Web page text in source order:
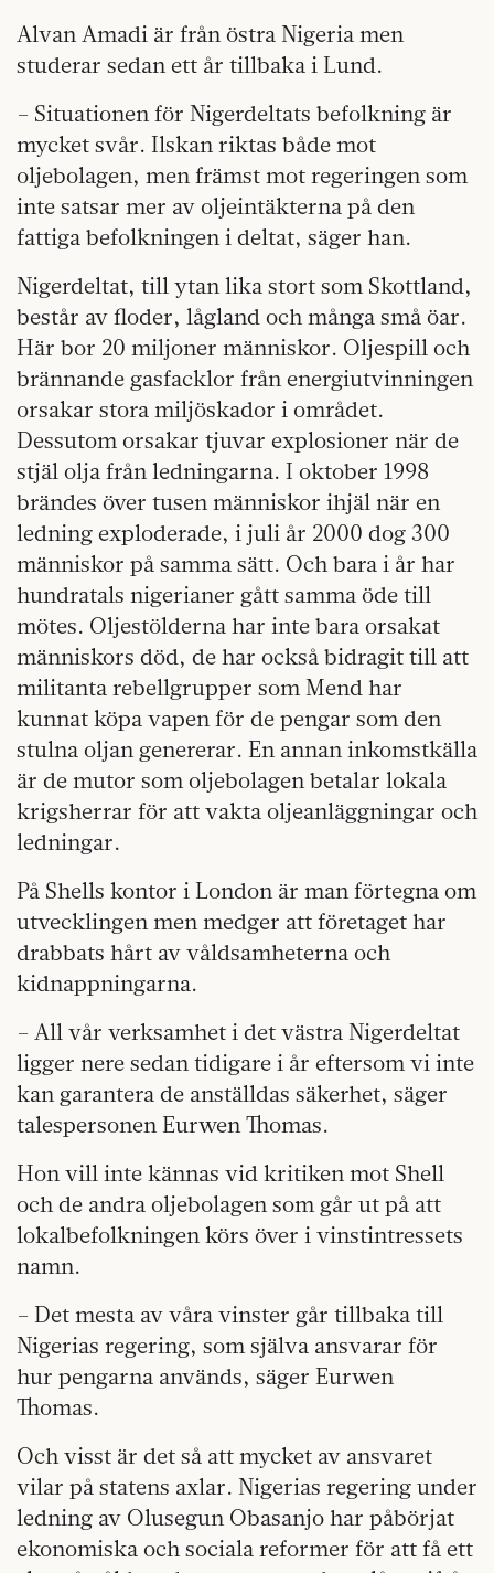
Alvan Amadi är från östra Nigeria men
studerar sedan ett år tillbaka i Lund.
– Situationen för Nigerdeltats befolkning är
mycket svår. Ilskan riktas både mot
oljebolagen, men främst mot regeringen som
inte satsar mer av oljeintäkterna på den
fattiga befolkningen i deltat, säger han.
Nigerdeltat, till ytan lika stort som Skottland,
består av floder, lågland och många små öar.
Här bor 20 miljoner människor. Oljespill och
brännande gasfacklor från energiutvinningen
orsakar stora miljöskador i området.
Dessutom orsakar tjuvar explosioner när de
stjäl olja från ledningarna. I oktober 1998
brändes över tusen människor ihjäl när en
ledning exploderade, i juli år 2000 dog 300
människor på samma sätt. Och bara i år har
hundratals nigerianer gått samma öde till
mötes. Oljestölderna har inte bara orsakat
människors död, de har också bidragit till att
militanta rebellgrupper som Mend har
kunnat köpa vapen för de pengar som den
stulna oljan genererar. En annan inkomstkälla
är de mutor som oljebolagen betalar lokala
krigsherrar för att vakta oljeanläggningar och
ledningar.
På Shells kontor i London är man förtegna om
utvecklingen men medger att företaget har
drabbats hårt av våldsamheterna och
kidnappningarna.
– All vår verksamhet i det västra Nigerdeltat
ligger nere sedan tidigare i år eftersom vi inte
kan garantera de anställdas säkerhet, säger
talespersonen Eurwen Thomas.
Hon vill inte kännas vid kritiken mot Shell
och de andra oljebolagen som går ut på att
lokalbefolkningen körs över i vinstintressets
namn.
– Det mesta av våra vins­ter går tillbaka till
Nigerias regering, som själva ansvarar för
hur pengarna används, säger Eurwen
Thomas.
Och visst är det så att mycket av ansvaret
vilar på statens axlar. Nigerias regering under
ledning av Olusegun Obasanjo har påbörjat
ekonomiska och sociala reformer för att få ett